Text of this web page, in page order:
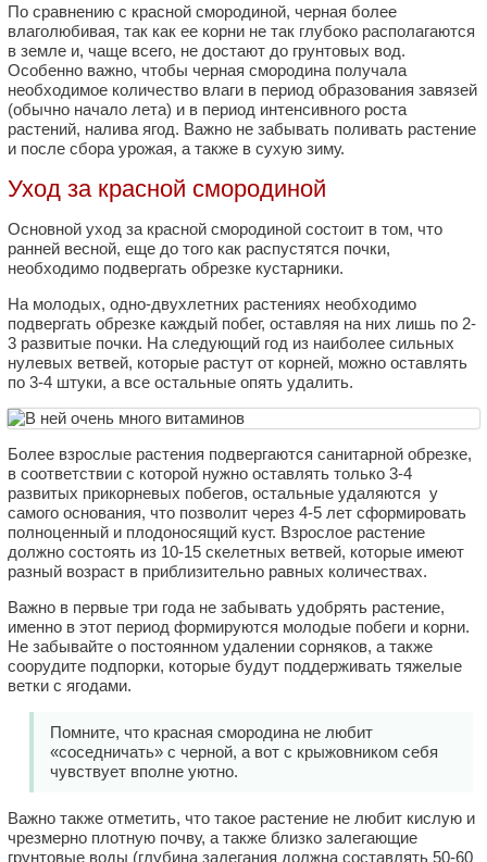
По сравнению с красной смородиной, черная более
влаголюбивая, так как ее корни не так глубоко располагаются
в земле и, чаще всего, не достают до грунтовых вод.
Особенно важно, чтобы черная смородина получала
необходимое количество влаги в период образования завязей
(обычно начало лета) и в период интенсивного роста
растений, налива ягод. Важно не забывать поливать растение
и после сбора урожая, а также в сухую зиму.
Уход за красной смородиной
Основной уход за красной смородиной состоит в том, что
ранней весной, еще до того как распустятся почки,
необходимо подвергать обрезке кустарники.
На молодых, одно-двухлетних растениях необходимо
подвергать обрезке каждый побег, оставляя на них лишь по 2-
3 развитые почки. На следующий год из наиболее сильных
нулевых ветвей, которые растут от корней, можно оставлять
по 3-4 штуки, а все остальные опять удалить.
Более взрослые растения подвергаются санитарной обрезке,
в соответствии с которой нужно оставлять только 3-4
развитых прикорневых побегов, остальные удаляются у
самого основания, что позволит через 4-5 лет сформировать
полноценный и плодоносящий куст. Взрослое растение
должно состоять из 10-15 скелетных ветвей, которые имеют
разный возраст в приблизительно равных количествах.
Важно в первые три года не забывать удобрять растение,
именно в этот период формируются молодые побеги и корни.
Не забывайте о постоянном удалении сорняков, а также
соорудите подпорки, которые будут поддерживать тяжелые
ветки с ягодами.
Помните, что красная смородина не любит
«соседничать» с черной, а вот с крыжовником себя
чувствует вполне уютно.
Важно также отметить, что такое растение не любит кислую и
чрезмерно плотную почву, а также близко залегающие
грунтовые воды (глубина залегания должна составлять 50-60